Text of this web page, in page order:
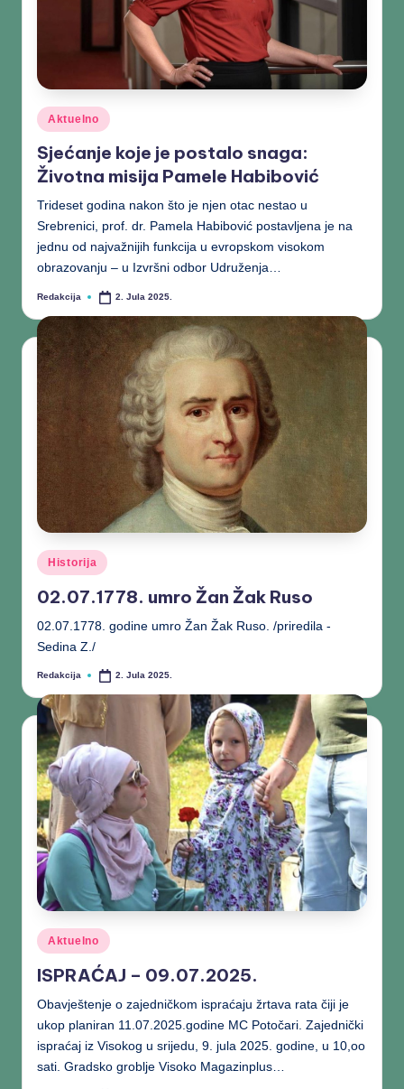
Aktuelno
Sjećanje koje je postalo snaga:
Životna misija Pamele Habibović
Trideset godina nakon što je njen otac nestao u
Srebrenici, prof. dr. Pamela Habibović postavljena je na
jednu od najvažnijih funkcija u evropskom visokom
obrazovanju – u Izvršni odbor Udruženja…
Redakcija 2. Jula 2025.
Historija
02.07.1778. umro Žan Žak Ruso
02.07.1778. godine umro Žan Žak Ruso. /priredila -
Sedina Z./
Redakcija 2. Jula 2025.
Aktuelno
ISPRAĆAJ – 09.07.2025.
Obavještenje o zajedničkom ispraćaju žrtava rata čiji je
ukop planiran 11.07.2025.godine MC Potočari. Zajednički
ispraćaj iz Visokog u srijedu, 9. jula 2025. godine, u 10,oo
sati. Gradsko groblje Visoko Magazinplus…